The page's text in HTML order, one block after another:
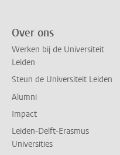
Over ons
Werken bij de Universiteit
Leiden
Steun de Universiteit Leiden
Alumni
Impact
Leiden-Delft-Erasmus
Universities